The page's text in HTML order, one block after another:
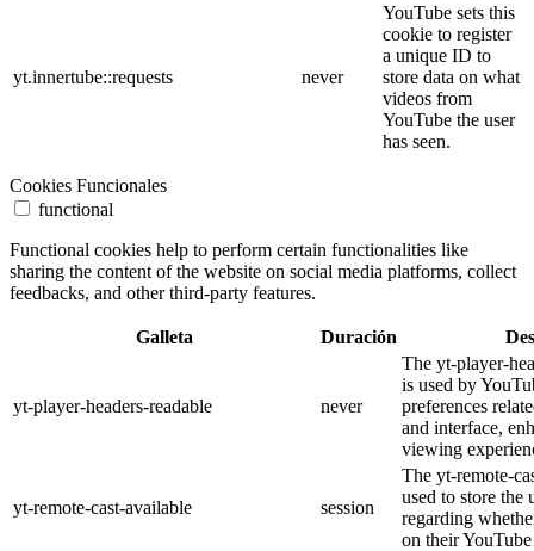
yt.innertube::requests never
YouTube sets this
cookie to register
a unique ID to
store data on what
videos from
YouTube the user
has seen.
Cookies Funcionales
functional
Functional cookies help to perform certain functionalities like
sharing the content of the website on social media platforms, collect
feedbacks, and other third-party features.
Galleta Duración
yt-player-headers-readable never
The yt-player-
is used by
preferences
and interface,
viewing
yt-remote-cast-available session
The yt-remote-
used to store the
regarding
on their